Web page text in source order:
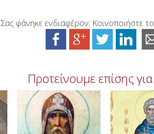
Σας φάνηκε ενδιαφέρον; Κοινοποιήστε
Προτείνουμε επίσης